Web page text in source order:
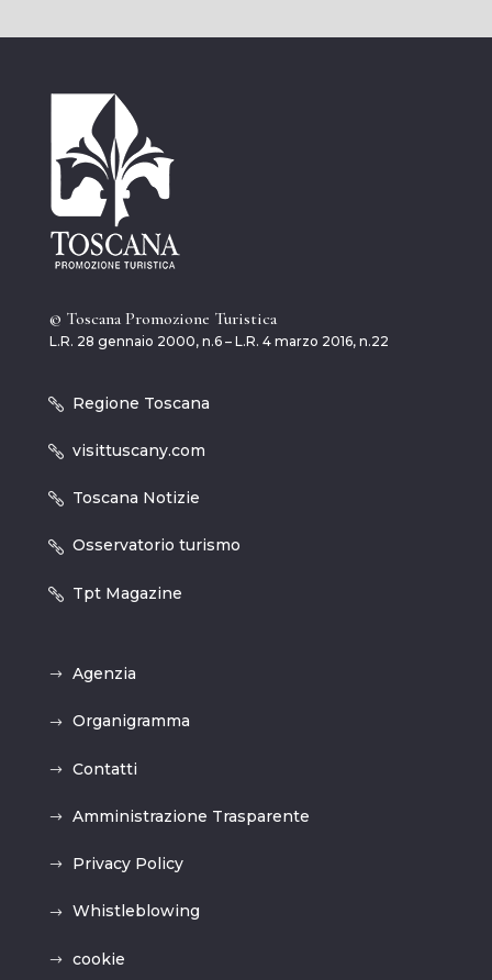
© Toscana Promozione Turistica
L.R. 28 gennaio 2000, n.6 – L.R. 4 marzo 2016, n.22
Regione Toscana
visittuscany.com
Toscana Notizie
Osservatorio turismo
Tpt Magazine
Agenzia
Organigramma
Contatti
Amministrazione Trasparente
Privacy Policy
Whistleblowing
cookie